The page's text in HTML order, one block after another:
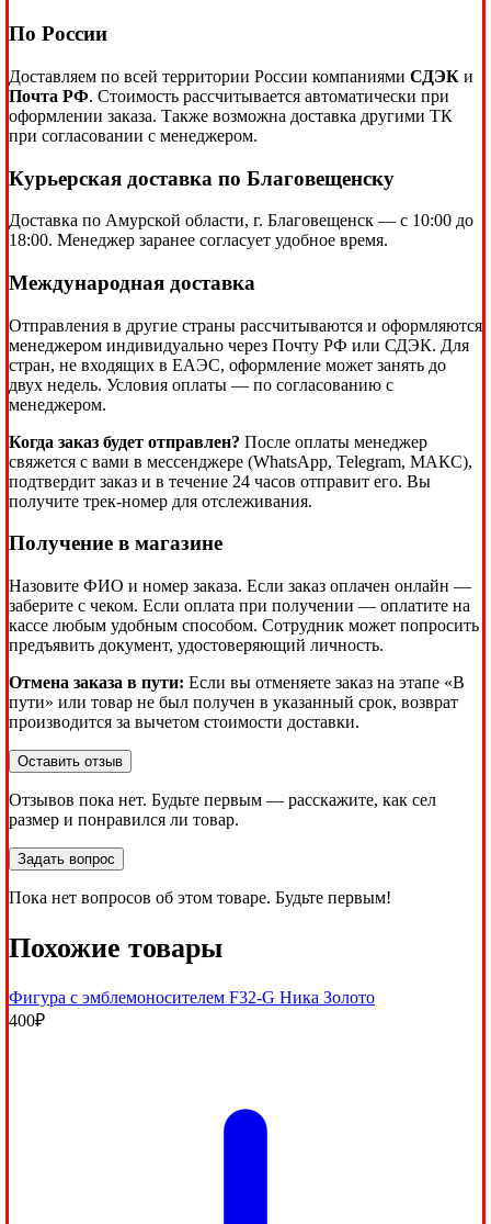
По России
Доставляем по всей территории России компаниями СДЭК и
Почта РФ. Стоимость рассчитывается автоматически при
оформлении заказа. Также возможна доставка другими ТК
при согласовании с менеджером.
Курьерская доставка по Благовещенску
Доставка по Амурской области, г. Благовещенск — с 10:00 до
18:00. Менеджер заранее согласует удобное время.
Международная доставка
Отправления в другие страны рассчитываются и оформляются
менеджером индивидуально через Почту РФ или СДЭК. Для
стран, не входящих в ЕАЭС, оформление может занять до
двух недель. Условия оплаты — по согласованию с
менеджером.
Когда заказ будет отправлен? После оплаты менеджер
свяжется с вами в мессенджере (WhatsApp, Telegram, МАКС),
подтвердит заказ и в течение 24 часов отправит его. Вы
получите трек-номер для отслеживания.
Получение в магазине
Назовите ФИО и номер заказа. Если заказ оплачен онлайн —
заберите с чеком. Если оплата при получении — оплатите на
кассе любым удобным способом. Сотрудник может попросить
предъявить документ, удостоверяющий личность.
Отмена заказа в пути: Если вы отменяете заказ на этапе «В
пути» или товар не был получен в указанный срок, возврат
производится за вычетом стоимости доставки.
Оставить отзыв
Отзывов пока нет. Будьте первым — расскажите, как сел
размер и понравился ли товар.
Задать вопрос
Пока нет вопросов об этом товаре. Будьте первым!
Похожие товары
Фигура с эмблемоносителем F32-G Ника Золото
400₽